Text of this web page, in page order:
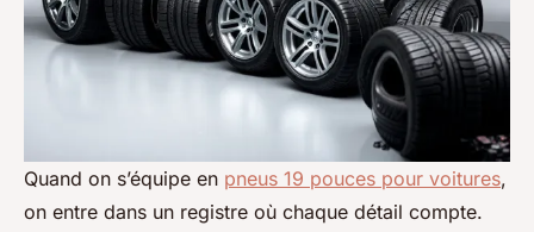
Quand on s’équipe en pneus 19 pouces pour voitures,
on entre dans un registre où chaque détail compte.